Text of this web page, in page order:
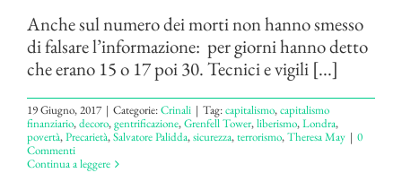
Anche sul numero dei morti non hanno smesso
di falsare l’informazione: per giorni hanno detto
che erano 15 o 17 poi 30. Tecnici e vigili [...]
19 Giugno, 2017 | Categorie:Crinali | Tag:capitalismo,capitalismo
finanziario,decoro,gentrificazione,Grenfell Tower,liberismo,Londra,
povertà,Precarietà,Salvatore Palidda,sicurezza,terrorismo,Theresa May | 0
Commenti
Continua a leggere